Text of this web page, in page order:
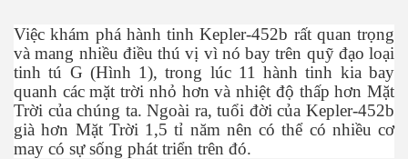
Việc khám phá hành tinh Kepler-452b rất quan trọng
và mang nhiều điều thú vị vì nó bay trên quỹ đạo loại
tinh tú G (Hình 1), trong lúc 11 hành tinh kia bay
quanh các mặt trời nhỏ hơn và nhiệt độ thấp hơn Mặt
Trời của chúng ta. Ngoài ra, tuổi đời của Kepler-452b
già hơn Mặt Trời 1,5 tỉ năm nên có thể có nhiều cơ
may có sự sống phát triển trên đó.